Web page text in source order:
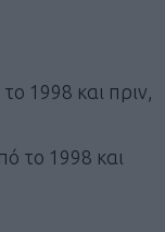
1998 και πριν,
το 1998 και